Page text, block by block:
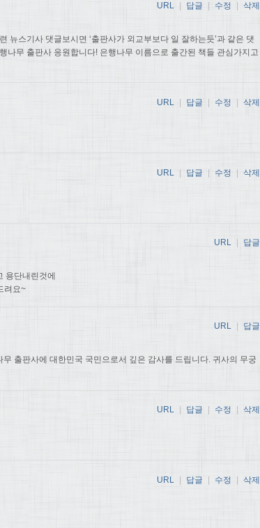
뉴스기사 댓글보시면 ‘출판사가 외교부보다 일 잘하는듯’과 같은 댓
나무 출판사 응원합니다! 은행나무 이름으로 출간된 책들 관심가지고
URL 답글 수정 삭제
URL | 답글 | 수정 | 삭제
URL | 답글 | 수정 | 삭제
용단내린것에
려요~
URL 답글
출판사에 대한민국 국민으로서 깊은 감사를 드립니다. 귀사의 무궁
URL 답글
URL 답글 수정 삭제
URL | 답글 | 수정 | 삭제